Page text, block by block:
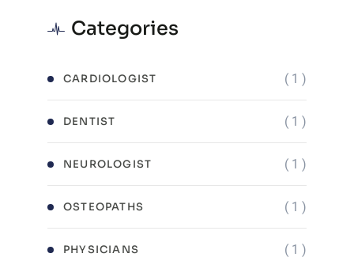
Categories
CARDIOLOGIST ( 1 )
DENTIST ( 1 )
NEUROLOGIST ( 1 )
OSTEOPATHS ( 1 )
PHYSICIANS ( 1 )